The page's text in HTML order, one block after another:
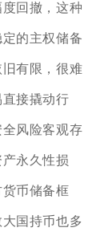
回撤，这种
的主权储备
有限，很难
接撬动行
风险客观存
永久性损
币储备框
国持币也多